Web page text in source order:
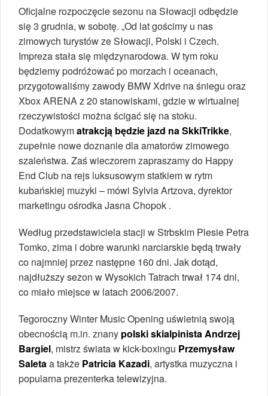
Oficjalne rozpoczęcie sezonu na Słowacji odbędzie
się 3 grudnia, w sobotę. „Od lat gościmy u nas
zimowych turystów ze Słowacji, Polski i Czech.
Impreza stała się międzynarodowa. W tym roku
będziemy podróżować po morzach i oceanach,
przygotowaliśmy zawody BMW Xdrive na śniegu oraz
Xbox ARENA z 20 stanowiskami, gdzie w wirtualnej
rzeczywistości można ścigać się na stoku.
Dodatkowymatrakcją będzie jazd na SkkiTrikke,
zupełnie nowe doznanie dla amatorów zimowego
szaleństwa. Zaś wieczorem zapraszamy do Happy
End Club na rejs luksusowym statkiem w rytm
kubańskiej muzyki – mówi Sylvia Artzova, dyrektor
marketingu ośrodka Jasna Chopok .
Według przedstawiciela stacji w Strbskim Plesie Petra
Tomko, zima i dobre warunki narciarskie będą trwały
co najmniej przez następne 160 dni. Jak dotąd,
najdłuższy sezon w Wysokich Tatrach trwał 174 dni,
co miało miejsce w latach 2006/2007.
Tegoroczny Winter Music Opening uświetnią swoją
obecnością m.in. znany polski skialpinista Andrzej
Bargiel, mistrz świata w kick-boxingu Przemysław
Saletaa także Patricia Kazadi, artystka muzyczna i
popularna prezenterka telewizyjna.